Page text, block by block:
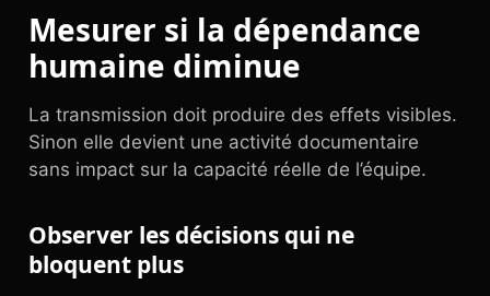
Mesurer si la dépendance
humaine diminue
La transmission doit produire des effets visibles.
Sinon elle devient une activité documentaire
sans impact sur la capacité réelle de l’équipe.
Observer les décisions qui ne
bloquent plus